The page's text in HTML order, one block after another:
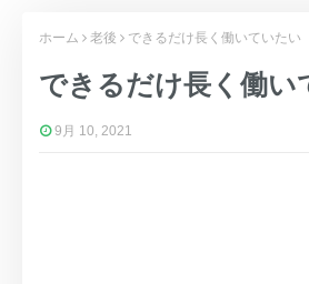
ホーム 老後 できるだけ長く働いていたい
できるだけ長く働い
9月 10, 2021